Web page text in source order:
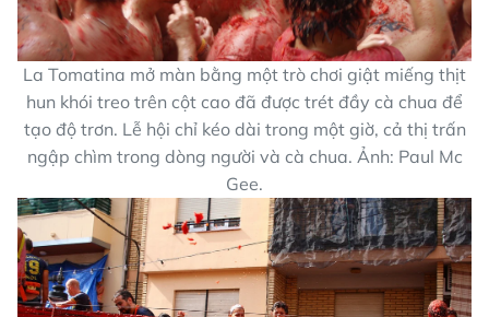
La Tomatina mở màn bằng một trò chơi giật miếng thịt
hun khói treo trên cột cao đã được trét đầy cà chua để
tạo độ trơn. Lễ hội chỉ kéo dài trong một giờ, cả thị trấn
ngập chìm trong dòng người và cà chua. Ảnh: Paul Mc
Gee.